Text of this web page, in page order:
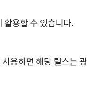
활용할 수 있습니다.
용하면 해당 릴스는 광